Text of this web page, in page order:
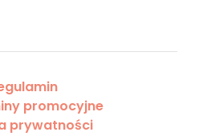
promocyjne
prywatności